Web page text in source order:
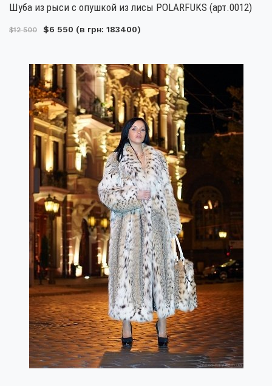
Шуба из рыси с опушкой из лисы POLARFUKS (арт.0012)
$12 500 $6 550 (в грн: 183400)